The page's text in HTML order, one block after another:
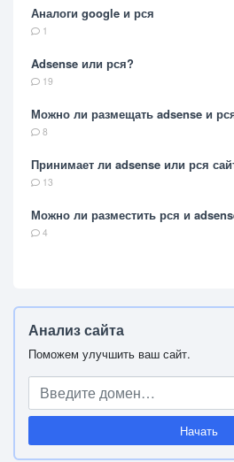
Аналоги google и рся
1
Adsense или рся?
19
Можно ли размещать adsense и
8
Принимает ли adsense или рся
13
Можно ли разместить рся и
4
Анализ сайта
Поможем улучшить ваш сайт.
Начать